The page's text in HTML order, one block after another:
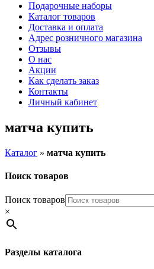
Подарочные наборы
Каталог товаров
Доставка и оплата
Адрес розничного магазина
Отзывы
О нас
Акции
Как сделать заказ
Контакты
Личный кабинет
матча купить
Каталог » матча купить
Поиск товаров
Поиск товаров
×
Разделы каталога